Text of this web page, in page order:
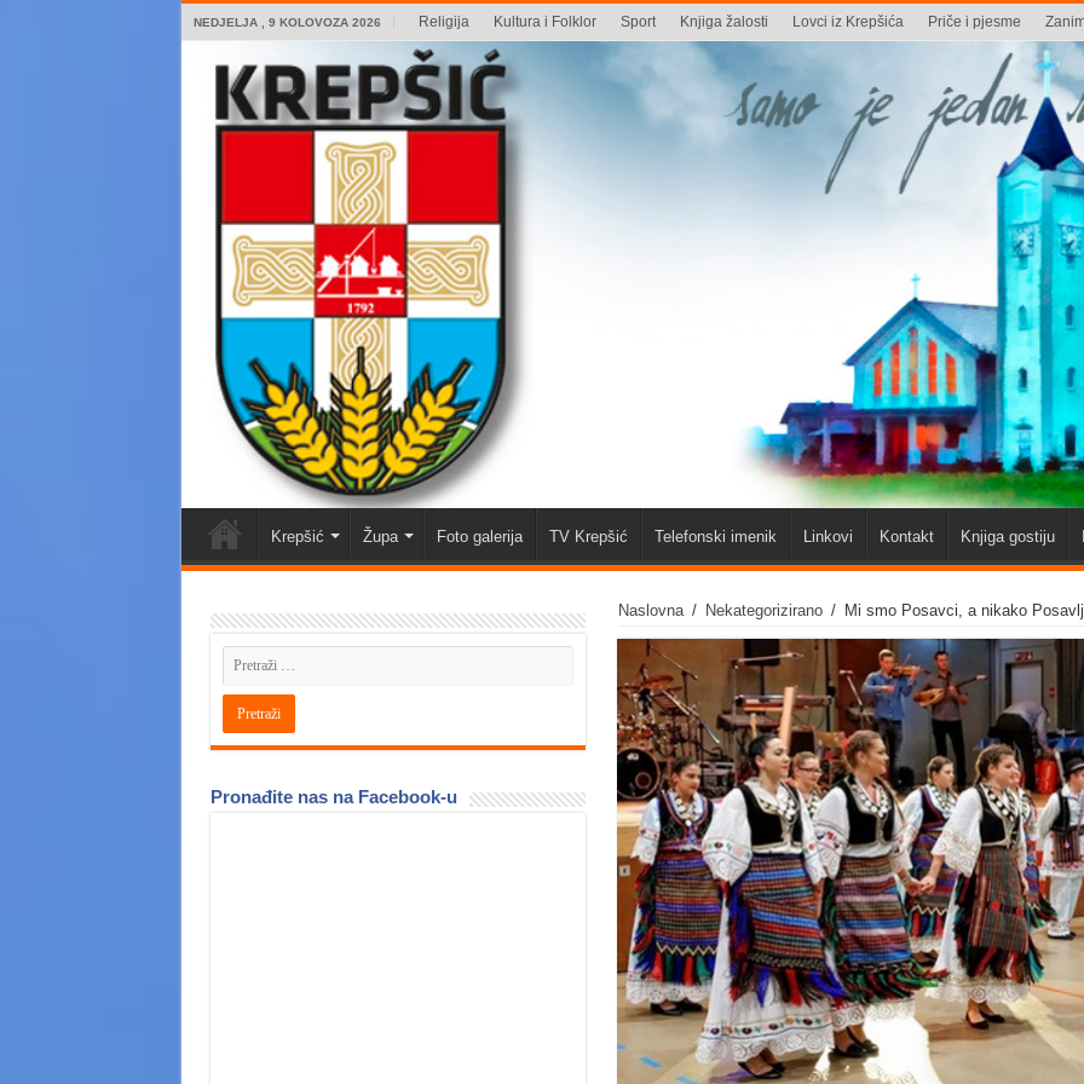
NEDJELJA , 9 KOLOVOZA 2026 Religija Kultura i Folklor Sport Knjiga žalosti Lovci iz Krepšića Priče i pjesme
Krepšić Župa Foto galerija TV Krepšić Telefonski imenik Linkovi Kontakt Knjiga gostiju
Naslovna / Nekategorizirano / Mi smo Posavci, a nikako
Pronađite nas na Facebook-u